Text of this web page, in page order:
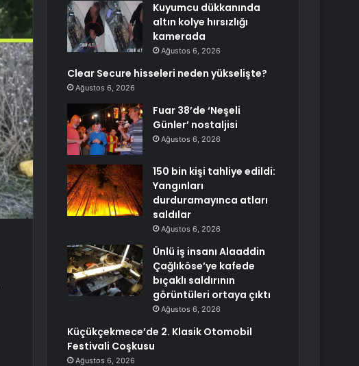
Kuyumcu dükkanında
altın kolye hırsızlığı
kamerada
Ağustos 6, 2026
Clear Secure hisseleri neden yükselişte?
Ağustos 6, 2026
Fuar 38’de ‘Neşeli
Günler’ nostaljisi
Ağustos 6, 2026
150 bin kişi tahliye edildi:
Yangınları
durduramayınca atları
saldılar
Ağustos 6, 2026
Ünlü iş insanı Alaaddin
Çağlıköse’ye kafede
bıçaklı saldırının
görüntüleri ortaya çıktı
Ağustos 6, 2026
Küçükçekmece’de 2. Klasik Otomobil
Festivali Coşkusu
Ağustos 6, 2026